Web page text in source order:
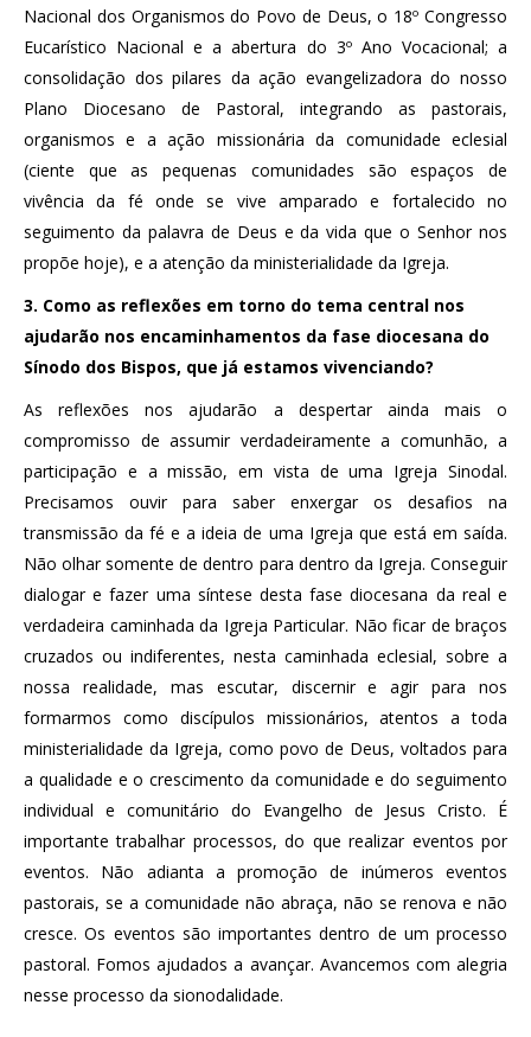
Nacional dos Organismos do Povo de Deus, o 18º Congresso
Eucarístico Nacional e a abertura do 3º Ano Vocacional; a
consolidação dos pilares da ação evangelizadora do nosso
Plano Diocesano de Pastoral, integrando as pastorais,
organismos e a ação missionária da comunidade eclesial
(ciente que as pequenas comunidades são espaços de
vivência da fé onde se vive amparado e fortalecido no
seguimento da palavra de Deus e da vida que o Senhor nos
propõe hoje), e a atenção da ministerialidade da Igreja.
3. Como as reflexões em torno do tema central nos
ajudarão nos encaminhamentos da fase diocesana do
Sínodo dos Bispos, que já estamos vivenciando?
As reflexões nos ajudarão a despertar ainda mais o
compromisso de assumir verdadeiramente a comunhão, a
participação e a missão, em vista de uma Igreja Sinodal.
Precisamos ouvir para saber enxergar os desafios na
transmissão da fé e a ideia de uma Igreja que está em saída.
Não olhar somente de dentro para dentro da Igreja. Conseguir
dialogar e fazer uma síntese desta fase diocesana da real e
verdadeira caminhada da Igreja Particular. Não ficar de braços
cruzados ou indiferentes, nesta caminhada eclesial, sobre a
nossa realidade, mas escutar, discernir e agir para nos
formarmos como discípulos missionários, atentos a toda
ministerialidade da Igreja, como povo de Deus, voltados para
a qualidade e o crescimento da comunidade e do seguimento
individual e comunitário do Evangelho de Jesus Cristo. É
importante trabalhar processos, do que realizar eventos por
eventos. Não adianta a promoção de inúmeros eventos
pastorais, se a comunidade não abraça, não se renova e não
cresce. Os eventos são importantes dentro de um processo
pastoral. Fomos ajudados a avançar. Avancemos com alegria
nesse processo da sionodalidade.